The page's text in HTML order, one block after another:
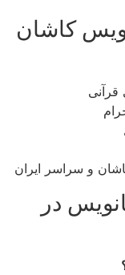
کاشان
قرآنی
و سراسر ایران
در